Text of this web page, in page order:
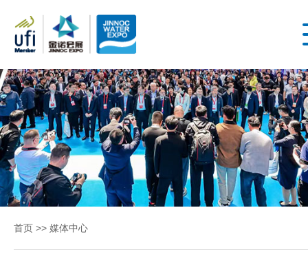
首
页
关
于
展
第28
届山
东国
际水
展丨
第28
届山
东城
首页 >> 媒体中心